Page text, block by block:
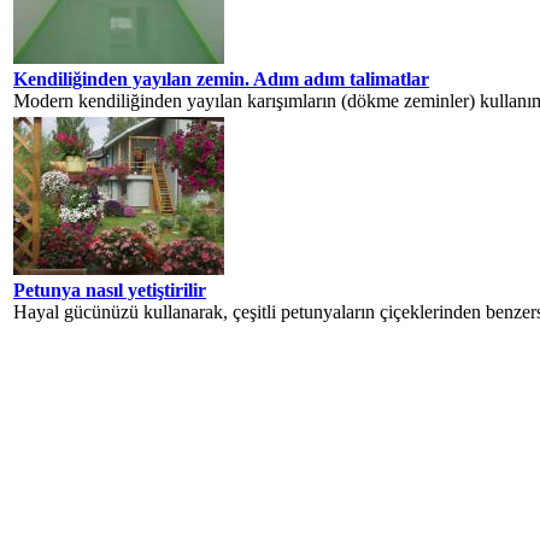
Kendiliğinden yayılan zemin. Adım adım talimatlar
Modern kendiliğinden yayılan karışımların (dökme zeminler)
Petunya nasıl yetiştirilir
Hayal gücünüzü kullanarak, çeşitli petunyaların çiçeklerinden